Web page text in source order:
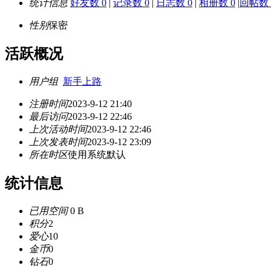
统计信息 好友数 0 | 记录数 0 | 日志数 0 | 相册数 0 |回帖数
性别保密
活跃概况
用户组 新手上路
注册时间2023-9-12 21:40
最后访问2023-9-12 22:46
上次活动时间2023-9-12 22:46
上次发表时间2023-9-12 23:09
所在时区使用系统默认
统计信息
已用空间0 B
积分2
爱心10
金币0
钻石0